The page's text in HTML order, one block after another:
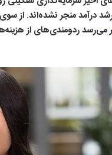
درآمد منجر نشده‌اند.
ردومندی‌های از